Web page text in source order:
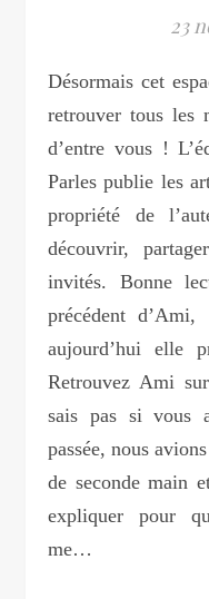
23
Désormais cet espace est à vous ! Vous pourrez
retrouver tous les
d’entre vous !
Parles publie les
propriété de
découvrir,
invités. Bonne
précédent
aujourd’hui elle
Retrouvez Ami
sais pas si vous
passée, nous
de seconde main
expliquer pour
me…